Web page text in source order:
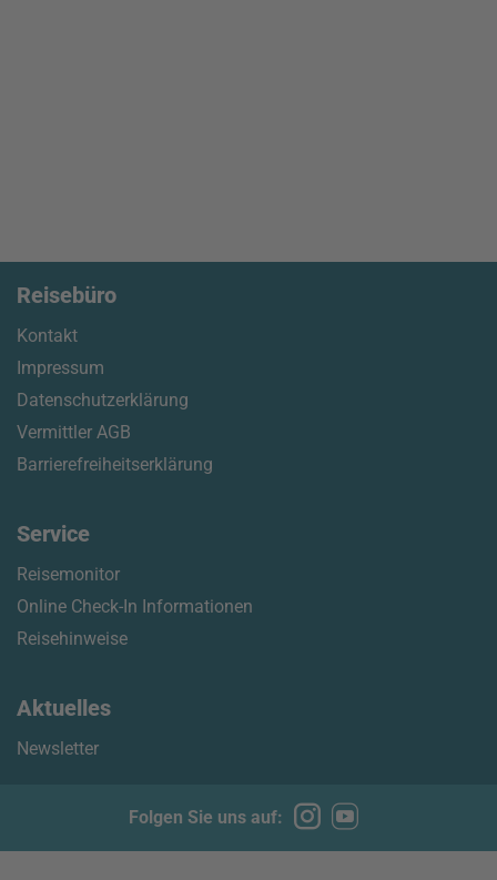
Reisebüro
Kontakt
Impressum
Datenschutzerklärung
Vermittler AGB
Barrierefreiheitserklärung
Service
Reisemonitor
Online Check-In Informationen
Reisehinweise
Aktuelles
Newsletter
Folgen Sie uns auf: